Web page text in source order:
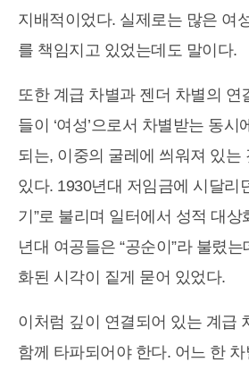
지배적이었다. 실제로는 많은 여
를 책임지고 있었는데도 말이다.
또한 계급 차별과 젠더 차별의 연
들이 ‘여성’으로서 차별받는 동시
되는, 이중의 굴레에 씌워져 있는
있다. 1930년대 저임금에 시달리
기”로 불리며 일터에서 성적 대상
년대 여공들은 “공순이”라 불렸
화된 시각이 짙게 묻어 있었다.
이처럼 깊이 연결되어 있는 계급
함께 타파되어야 한다. 어느 한